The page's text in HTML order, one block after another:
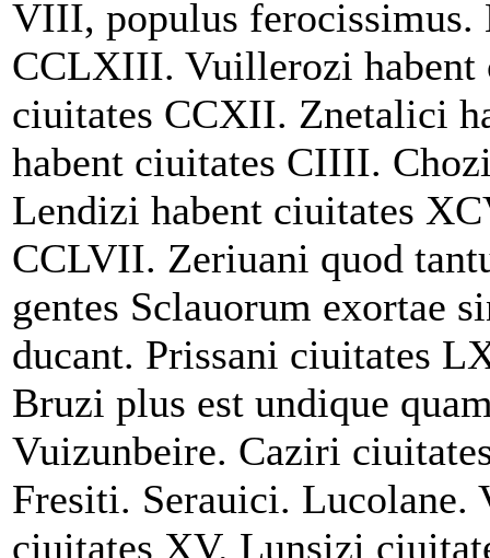
VIII, populus ferocissimus.
CCLXIII. Vuillerozi habent
ciuitates CCXII. Znetalici
habent ciuitates CIIII.
Lendizi habent ciuitates
CCLVII. Zeriuani quod
gentes Sclauorum exortae
ducant. Prissani ciuitates
Bruzi plus est undique
Vuizunbeire. Caziri
Fresiti. Serauici. Lucolane.
ciuitates XV. Lunsizi